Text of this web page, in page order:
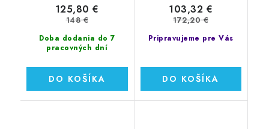
Doba dodania do 7
pracovných dní
125,80 €
148 €
DO KOŠÍKA
Pripravujeme pre Vás
103,32 €
172,20 €
DO KOŠÍKA